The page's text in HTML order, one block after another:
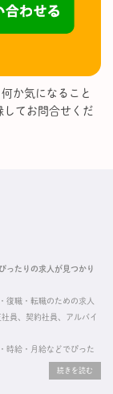
か気になること
てお問合せくだ
ったりの求人が見つかり
復職・転職のための求人
員、契約社員、アルバイ
時給・月給などでぴった
情報です。応募いただい